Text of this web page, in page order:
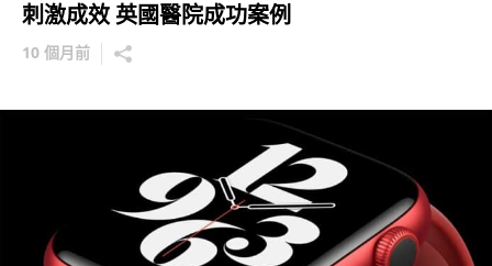
刺激成效 英國醫院成功案例
10 個月前